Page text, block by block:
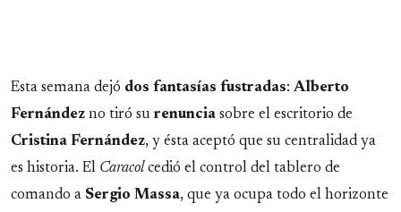
Esta semana dejó dos fantasías fustradas: Alberto
Fernández no tiró su renuncia sobre el escritorio de
Cristina Fernández, y ésta aceptó que su centralidad ya
es historia. El Caracol cedió el control del tablero de
comando a Sergio Massa, que ya ocupa todo el horizonte